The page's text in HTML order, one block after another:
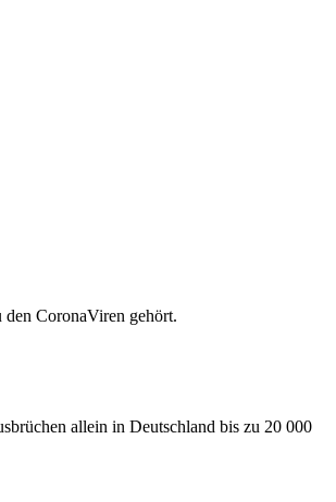
CoronaViren gehört.
allein in Deutschland bis zu 20 000